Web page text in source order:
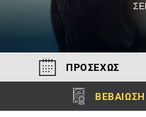
ΠΡΟΣΕΧΩΣ